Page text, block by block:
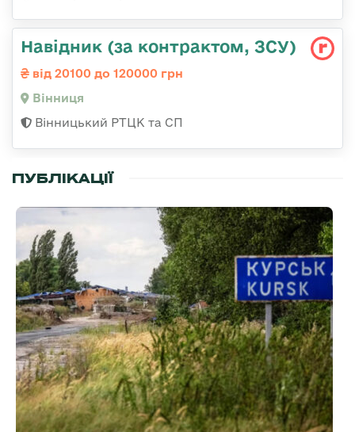
Навідник (за контрактом, ЗСУ)
від 20100 до 120000 грн
Вінниця
Вінницький РТЦК та СП
ПУБЛІКАЦІЇ